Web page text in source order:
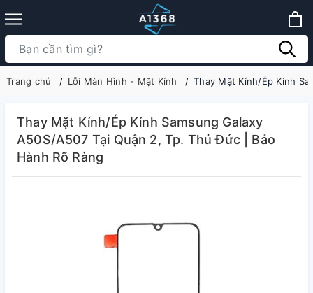
Trang chủ Lỗi Màn Hình - Mặt Kính Thay Mặt Kính/Ép Kính
Thay Mặt Kính/Ép Kính Samsung Galaxy
A50S/A507 Tại Quận 2, Tp. Thủ Đức | Bảo
Hành Rõ Ràng